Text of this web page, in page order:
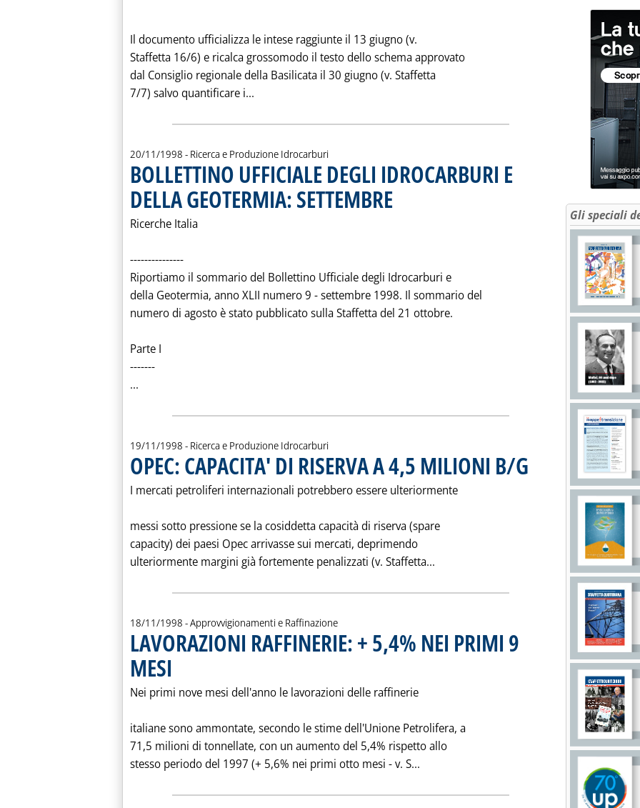
Il documento ufficializza le intese raggiunte il 13 giugno (v.
Staffetta 16/6) e ricalca grossomodo il testo dello schema approvato
dal Consiglio regionale della Basilicata il 30 giugno (v. Staffetta
7/7) salvo quantificare i... Leggi tutta la notizia: 'IL "PROTOCOLLO D'INTENTI" TRA ENI E REGIONE
20/11/1998 - Ricerca e Produzione Idrocarburi
BOLLETTINO UFFICIALE DEGLI IDROCARBURI E
DELLA GEOTERMIA: SETTEMBRE
Ricerche Italia
---------------
Riportiamo il sommario del Bollettino Ufficiale degli Idrocarburi e
della Geotermia, anno XLII numero 9 - settembre 1998. Il sommario del
numero di agosto è stato pubblicato sulla Staffetta del 21 ottobre.
Parte I
-------
... Leggi tutta la notizia: 'BOLLETTINO UFFICIALE DEGLI IDROCARBURI E DELLA GEOTERMIA:
19/11/1998 - Ricerca e Produzione Idrocarburi
OPEC: CAPACITA' DI RISERVA A 4,5 MILIONI B/G . Pubblicata giovedì 19
I mercati petroliferi internazionali potrebbero essere ulteriormente
messi sotto pressione se la cosiddetta capacità di riserva (spare
capacity) dei paesi Opec arrivasse sui mercati, deprimendo
ulteriormente margini già fortemente penalizzati (v. Staffetta... Leggi tutta la notizia: 'OPEC: CAPACITA'
18/11/1998 - Approvvigionamenti e Raffinazione
LAVORAZIONI RAFFINERIE: + 5,4% NEI PRIMI 9
MESI
Nei primi nove mesi dell'anno le lavorazioni delle raffinerie
italiane sono ammontate, secondo le stime dell'Unione Petrolifera, a
71,5 milioni di tonnellate, con un aumento del 5,4% rispetto allo
stesso periodo del 1997 (+ 5,6% nei primi otto mesi - v. S... Leggi tutta la notizia: 'LAVORAZIONI
Gli speciali